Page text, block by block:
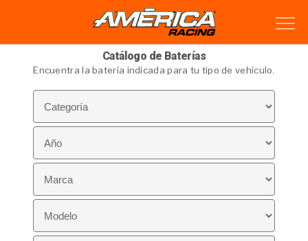
Catálogo de Baterías
Encuentra la batería indicada para tu tipo de vehículo.